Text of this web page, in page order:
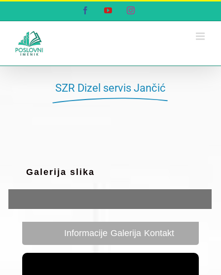
FacebookYouTubeInstagram
SZR Dizel servis Jančić
Galerija slika
Informacije Galerija Kontakt